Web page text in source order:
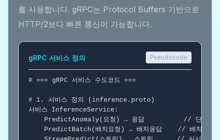
를 사용합니다. gRPC는 Protocol Buffers 기반으로
HTTP/2보다 빠른 통신이 가능합니다.
gRPC 서비스 정의 Pseudocode
# === gRPC 서비스 수도코드 ===
# 1. 서비스 정의 (inference.proto)
서비스 InferenceService:
    PredictAnomaly(요청) → 응답
// 단일 추
    PredictBatch(배치요청) → 배치응답
// 배치 추론